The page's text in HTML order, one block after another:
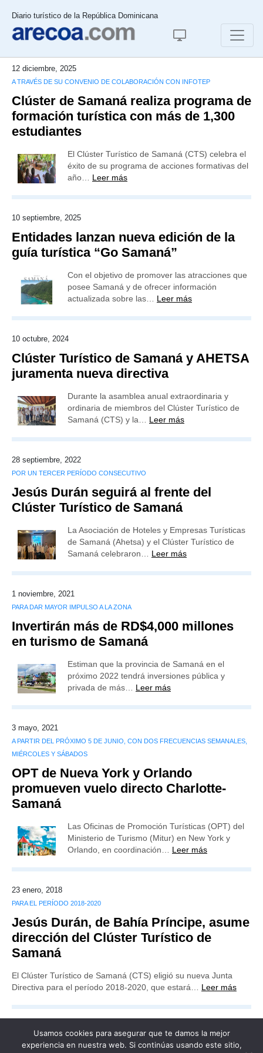
Diario turístico de la República Dominicana
12 diciembre, 2025
A TRAVÉS DE SU CONVENIO DE COLABORACIÓN CON INFOTEP
Clúster de Samaná realiza programa de
formación turística con más de 1,300
estudiantes
El Clúster Turístico de Samaná (CTS) celebra el
éxito de su programa de acciones formativas del
año… Leer más
10 septiembre, 2025
Entidades lanzan nueva edición de la
guía turística “Go Samaná”
Con el objetivo de promover las atracciones que
posee Samaná y de ofrecer información
actualizada sobre las… Leer más
10 octubre, 2024
Clúster Turístico de Samaná y AHETSA
juramenta nueva directiva
Durante la asamblea anual extraordinaria y
ordinaria de miembros del Clúster Turístico de
Samaná (CTS) y la… Leer más
28 septiembre, 2022
POR UN TERCER PERÍODO CONSECUTIVO
Jesús Durán seguirá al frente del
Clúster Turístico de Samaná
La Asociación de Hoteles y Empresas Turísticas
de Samaná (Ahetsa) y el Clúster Turístico de
Samaná celebraron… Leer más
1 noviembre, 2021
PARA DAR MAYOR IMPULSO A LA ZONA
Invertirán más de RD$4,000 millones
en turismo de Samaná
Estiman que la provincia de Samaná en el
próximo 2022 tendrá inversiones pública y
privada de más… Leer más
3 mayo, 2021
A PARTIR DEL PRÓXIMO 5 DE JUNIO, CON DOS FRECUENCIAS SEMANALES,
MIÉRCOLES Y SÁBADOS
OPT de Nueva York y Orlando
promueven vuelo directo Charlotte-
Samaná
Las Oficinas de Promoción Turísticas (OPT) del
Ministerio de Turismo (Mitur) en New York y
Orlando, en coordinación… Leer más
23 enero, 2018
PARA EL PERÍODO 2018-2020
Jesús Durán, de Bahía Príncipe, asume
dirección del Clúster Turístico de
Samaná
El Clúster Turístico de Samaná (CTS) eligió su nueva Junta
Directiva para el período 2018-2020, que estará… Leer más
Usamos cookies para asegurar que te damos la mejor
experiencia en nuestra web. Si continúas usando este sitio,